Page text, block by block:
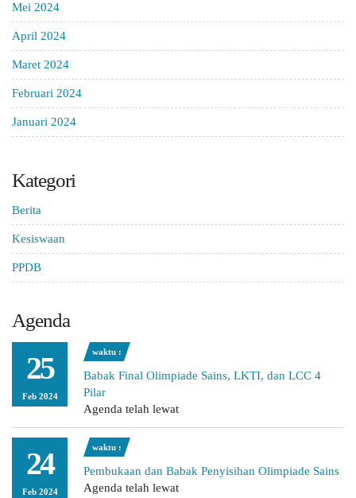
Mei 2024
April 2024
Maret 2024
Februari 2024
Januari 2024
Kategori
Berita
Kesiswaan
PPDB
Agenda
25
Feb 2024
waktu :
Babak Final Olimpiade Sains, LKTI, dan LCC 4
Pilar
Agenda telah lewat
24
Feb 2024
waktu :
Pembukaan dan Babak Penyisihan Olimpiade Sains
Agenda telah lewat